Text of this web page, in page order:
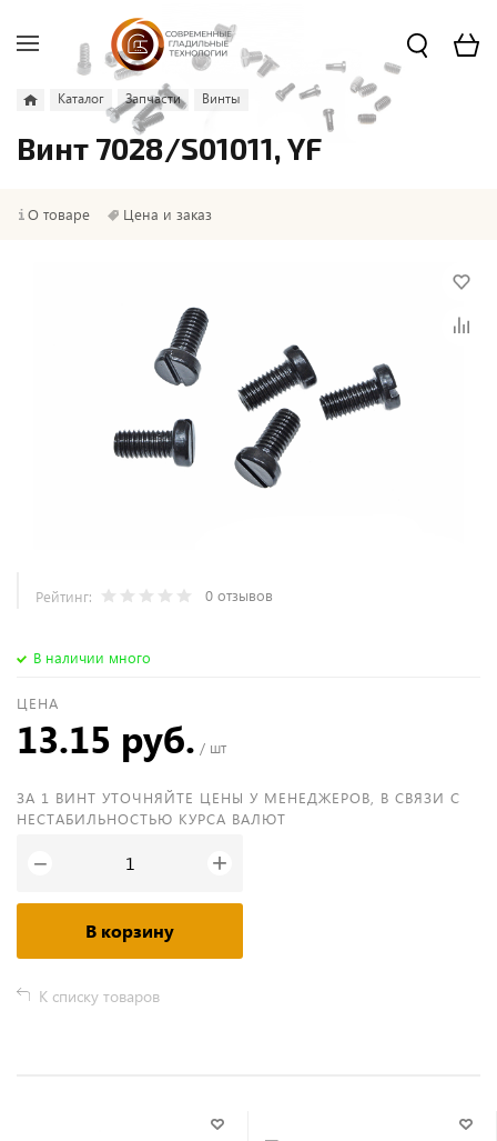
Каталог Запчасти Винты
Винт 7028/S01011, YF
О товаре Цена и заказ
Рейтинг: 0 отзывов
В наличии много
ЦЕНА
13.15 руб. / шт
ЗА 1 ВИНТ УТОЧНЯЙТЕ ЦЕНЫ У МЕНЕДЖЕРОВ, В СВЯЗИ С
НЕСТАБИЛЬНОСТЬЮ КУРСА ВАЛЮТ
− +
В корзину
К списку товаров